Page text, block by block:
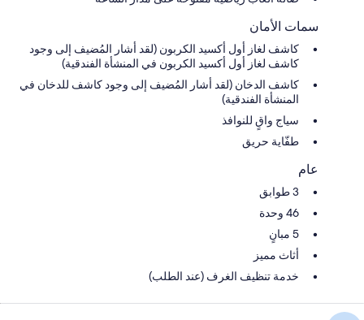
سمات الأمان
كاشف لغاز أول أكسيد الكربون (لقد أشار المُضيف إلى وجود
كاشف لغاز أول أكسيد الكربون في المنشأة الفندقية)
كاشف الدخان (لقد أشار المُضيف إلى وجود كاشف للدخان في
المنشأة الفندقية)
سياج واقٍ للنوافذ
طفّاية حريق
عام
3 طوابق
46 وحدة
5 مبانٍ
أثاث مميز
خدمة تنظيف الغرف (عند الطلب)